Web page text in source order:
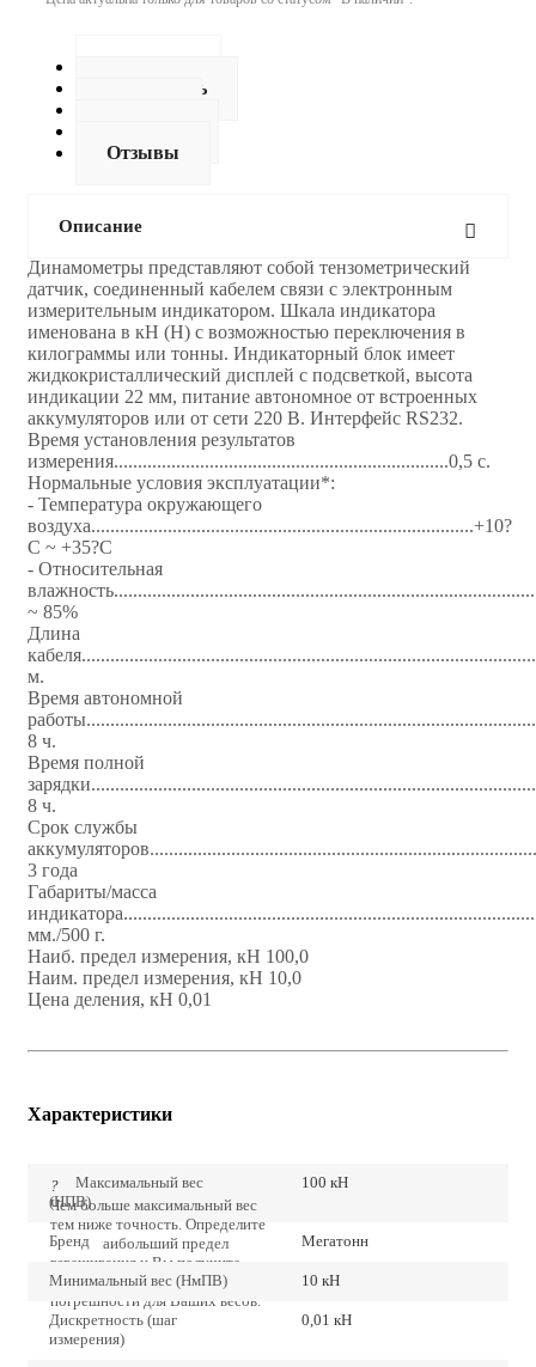
Как купить
Отзывы
Описание
Динамoметры представляют собой тензометрический
датчик, соединенный кабелем связи с электронным
измерительным индикатором. Шкала индикатора
именована в кН (Н) с возможностью переключения в
килограммы или тонны. Индикаторный блок имеет
жидкокристаллический дисплей с подсветкой, высота
индикации 22 мм, питание автономное от встроенных
аккумуляторов или от сети 220 В. Интерфейс RS232.
Время установления результатов
измерения......................................................................0,5 с.
Нормальные условия эксплуатации*:
- Температура окружающего
воздуха................................................................................+10?
С ~ +35?С
- Относительная
~ 85%
Длина
м.
Время автономной
8 ч.
Время полной
8 ч.
Срок службы
3 года
Габариты/масса
мм./500 г.
Наиб. предел измерения, кН 100,0
Наим. предел измерения, кН 10,0
Цена деления, кН 0,01
Характеристики
?
Чем больше максимальный вес
тем ниже точность. Определите
точно наибольший предел
взвешивания и Вы получите
наиболее низкие значения
погрешности для Ваших весов.
Максимальный вес
(НПВ)
100 кН
Бренд Мегатонн
Минимальный вес (НмПВ) 10 кН
Дискретность (шаг
измерения)
0,01 кН